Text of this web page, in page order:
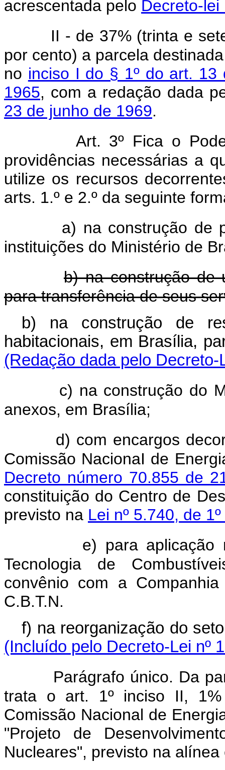
acrescentada pelo Decreto-lei
II - de 37% (trinta e
por cento) a parcela
no inciso I do § 1º do art.
1965, com a redação dada
23 de junho de 1969.
Art. 3º Fica o
providências necessárias a
utilize os recursos
arts. 1.º e 2.º da seguinte
a) na construção de
instituições do Ministério de
b) na construção de
para transferência de seus
b) na construção de
habitacionais, em Brasília,
(Redação dada pelo Decreto-
c) na construção do
anexos, em Brasília;
d) com encargos
Comissão NacionaI de
Decreto número 70.855 de
constituição do Centro de
previsto na Lei nº 5.740, de
e) para aplicação
Tecnologia de
convênio com a
C.B.T.N.
f) na reorganização do
(Incluído pelo Decreto-Lei nº
Parágrafo único. Da
trata o art. 1º inciso II,
Comissão Nacional de
"Projeto de
Nucleares", previsto na alínea